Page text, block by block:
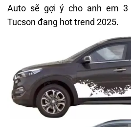
Auto sẽ gợi ý cho anh em 3
Tucson đang hot trend 2025.